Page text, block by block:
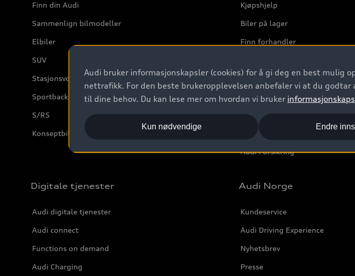
Finn din Audi
Sammenlign bilmodeller
Elbiler
SUV
Stasjonsvogn
Sportback
S/RS
Konseptbiler og prototyper
Kjøpshjelp
Biler på lager
Finn forhandler
Kontakt forhandler
Prislister
Leasing
Bilgarantier
Audi Forsikring
Digitale tjenester
Audi digitale tjenester
Audi connect
Functions on demand
Audi Charging
Audi Norge
Kundeservice
Audi Driving Experience
Nyhetsbrev
Presse
Audi bruker informasjonskapsler (cookies) for å gi deg en best mulig
nettrafikk. For den beste brukeropplevelsen anbefaler vi at du
til dine behov. Du kan lese mer om hvordan vi bruker
Kun nødvendige Endre